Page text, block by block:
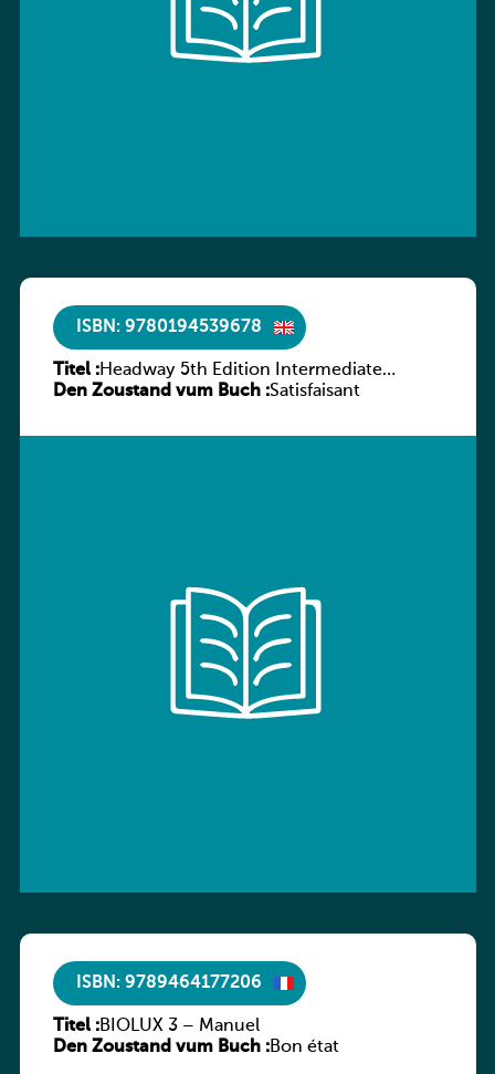
ISBN: 9780194539678
Titel :Headway 5th Edition Intermediate
Workbook without key
Den Zoustand vum Buch :Satisfaisant
ISBN: 9789464177206
Titel :BIOLUX 3 – Manuel
Den Zoustand vum Buch :Bon état